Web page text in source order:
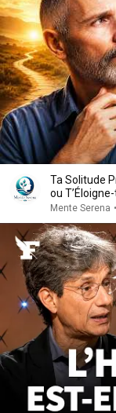
Ta Solitude
ou
Mente Serena •